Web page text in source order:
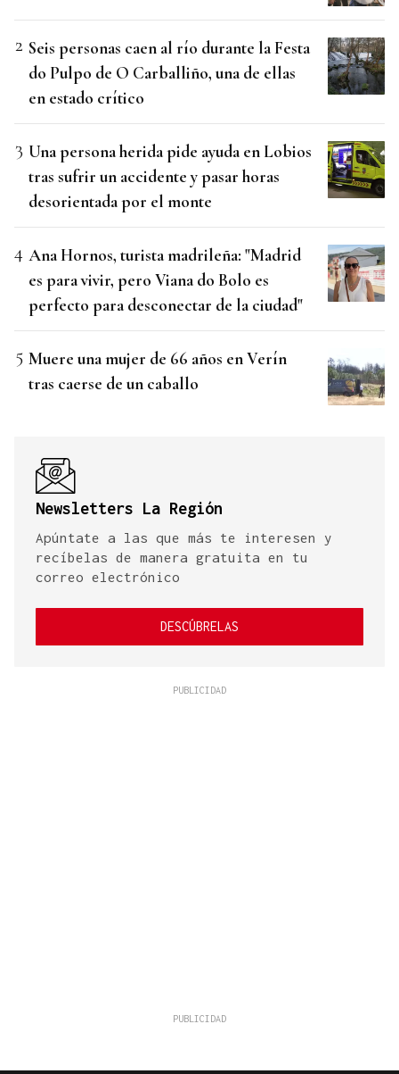
Seis personas caen al río durante la Festa
do Pulpo de O Carballiño, una de ellas
en estado crítico
Una persona herida pide ayuda en Lobios
tras sufrir un accidente y pasar horas
desorientada por el monte
Ana Hornos, turista madrileña: "Madrid
es para vivir, pero Viana do Bolo es
perfecto para desconectar de la ciudad"
Muere una mujer de 66 años en Verín
tras caerse de un caballo
Newsletters La Región
Apúntate a las que más te interesen y
recíbelas de manera gratuita en tu
correo electrónico
DESCÚBRELAS